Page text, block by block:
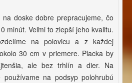
na doske dobre prepracujeme, čo
minút. Veľmi to zlepší jeho kvalitu.
na polovicu a z každej
30 cm v priemere. Placka by
ale bez trhlín a dier. Na
používame na podsyp polohrubú